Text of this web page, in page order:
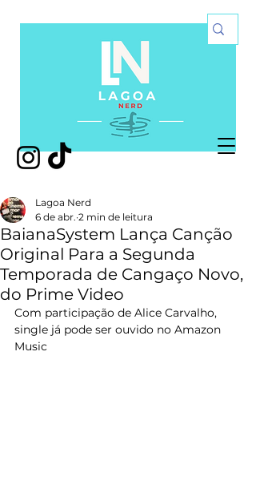
BaianaSystem Lança Canção
Original Para a Segunda
Temporada de Cangaço Novo,
do Prime Video
Lagoa Nerd
6 de abr. 2 min de leitura
Com participação de Alice Carvalho,
single já pode ser ouvido no Amazon
Music